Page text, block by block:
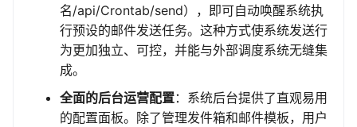
名/api/Crontab/send），即可自动唤醒系统执
行预设的邮件发送任务。这种方式使系统发送行
为更加独立、可控，并能与外部调度系统无缝集
成。
全面的后台运营配置：系统后台提供了直观易用
的配置面板。除了管理发件箱和邮件模板，用户